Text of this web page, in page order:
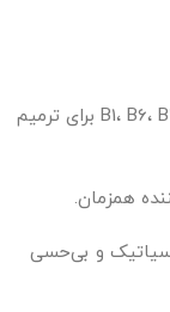
→ ترکیب ویتامین‌های B1، B6، B12 برای ترمیم
همزمان.
و بی‌حسی